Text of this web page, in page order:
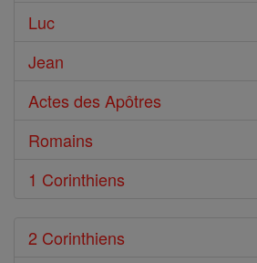
Luc
Jean
Actes des Apôtres
Romains
1 Corinthiens
2 Corinthiens